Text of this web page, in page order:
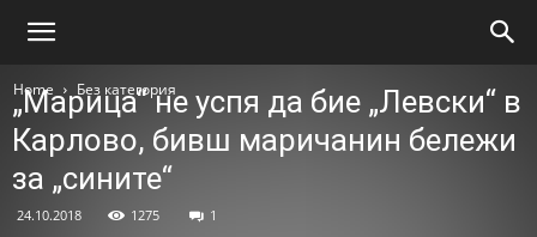
Home Без категория
„Марица“ не успя да бие „Левски“ в
Карлово, бивш маричанин бележи
за „сините“
24.10.2018 1275 1